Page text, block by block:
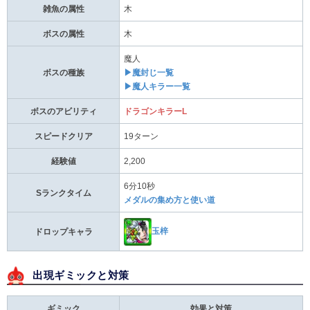
雑魚の属性 木
ボスの属性 木
ボスの種族
魔人
▶魔封じ一覧
▶魔人キラー一覧
ボスのアビリティ ドラゴンキラーL
スピードクリア 19ターン
経験値 2,200
Sランクタイム
6分10秒
メダルの集め方と使い道
ドロップキャラ 玉梓
出現ギミックと対策